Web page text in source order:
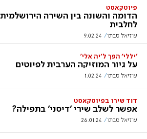
פיוטקאסט
הדומה והשונה בין השירה הירושלמית
לחלבית
עוזיאל סבתו 9.02.24
'יללי' הפך ל'יה אלי'
על גיור המוזיקה הערבית לפיוטים
עוזיאל סבתו 1.02.24
דוד שירו בפיוטקאסט
אפשר לשלב שירי 'דיסני' בתפילה?
עוזיאל סבתו 26.01.24